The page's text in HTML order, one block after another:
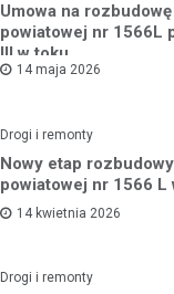
Umowa na
powiatowej nr 1566L
III w toku
14 maja 2026
Drogi i remonty
Nowy etap
powiatowej nr 1566 L
14 kwietnia 2026
Drogi i remonty